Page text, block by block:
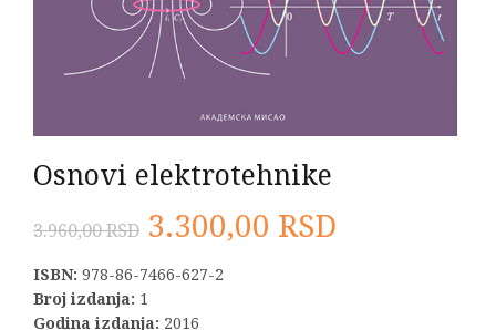
Osnovi elektrotehnike
3.960,00RSD Originalna
cena
je
3.300,00 RSD
ISBN: 978-86-7466-627-2
Broj izdanja: 1
Godina izdanja: 2016